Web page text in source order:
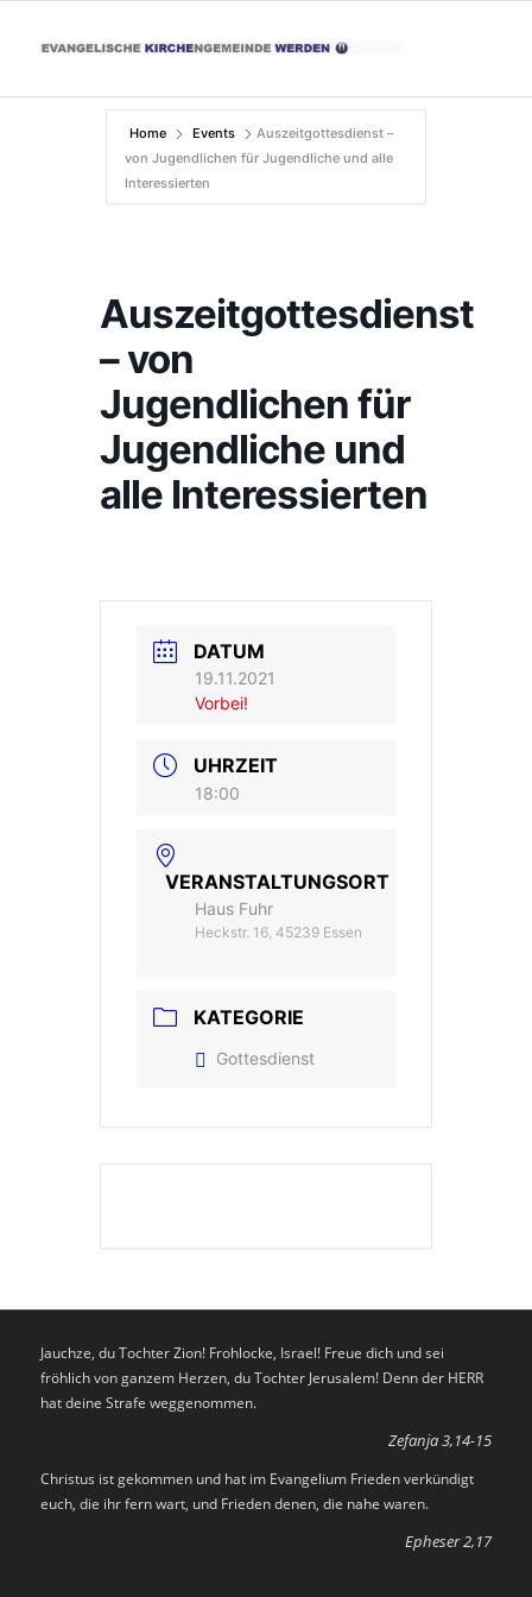
Home Events
Auszeitgottesdienst –
von Jugendlichen für Jugendliche und alle
Interessierten
Auszeitgottesdienst
– von
Jugendlichen für
Jugendliche und
alle Interessierten
DATUM
19.11.2021
Vorbei!
UHRZEIT
18:00
VERANSTALTUNGSORT
Haus Fuhr
Heckstr. 16, 45239 Essen
KATEGORIE
Gottesdienst
Jauchze, du Tochter Zion! Frohlocke, Israel! Freue dich und sei
fröhlich von ganzem Herzen, du Tochter Jerusalem! Denn der HERR
hat deine Strafe weggenommen.
Zefanja 3,14-15
Christus ist gekommen und hat im Evangelium Frieden verkündigt
euch, die ihr fern wart, und Frieden denen, die nahe waren.
Epheser 2,17